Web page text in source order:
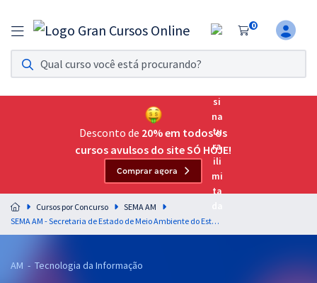
0
Assinatura Ilimitada 11
Acesso a todos os cursos. Teste grátis por 7 dias!
Assinatura OAB Até Passar
Acesso ilimitado a toda preparação para o Exame da
Residências Multiprofissionais
Preparação completa e intensiva para as principais
residências em saúde do Brasil
Desconto de 20% em todos os
cursos avulsos do site SÓ HOJE!
Comprar agora
Cursos por Concurso
SEMA AM
SEMA AM - Secretaria de Estado de Meio Ambiente do Estado do Amazonas - Conhecimentos Específicos para o Cargo de Técnico de Nível Superior - Especialidade: Análise de Redes
AM - Tecnologia da Informação